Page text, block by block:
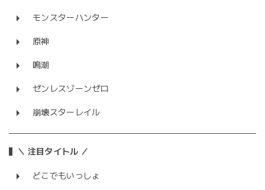
モンスターハンター
原神
鳴潮
ゼンレスゾーンゼロ
崩壊スターレイル
＼ 注目タイトル ／
どこでもいっしょ